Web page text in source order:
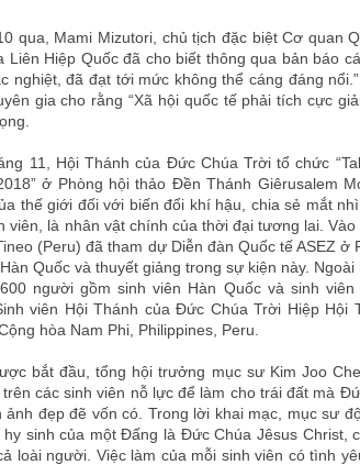
qua, Mami Mizutori, chủ tịch đặc biệt Cơ quan
Liên Hiệp Quốc đã cho biết thông qua bản báo
nghiệt, đã đạt tới mức không thể cáng đáng
gia cho rằng “Xã hội quốc tế phải tích cực
11, Hội Thánh của Đức Chúa Trời tổ chức
ở Phòng hội thảo Đền Thánh Giêrusalem
thế giới đối với biến đổi khí hậu, chia sẻ mắt
viên, là nhân vật chính của thời đại tương lai.
(Peru) đã tham dự Diễn đàn Quốc tế ASEZ ở
Quốc và thuyết giảng trong sự kiện này.
người gồm sinh viên Hàn Quốc và sinh
viên Hội Thánh của Đức Chúa Trời Hiệp Hội
hòa Nam Phi, Philippines, Peru.
bắt đầu, tổng hội trưởng mục sư Kim Joo
các sinh viên nỗ lực để làm cho trái đất mà
ảnh đẹp đẽ vốn có. Trong lời khai mạc, mục sư
sinh của một Đấng là Đức Chúa Jêsus Christ,
loài người. Việc làm của mỗi sinh viên có tình